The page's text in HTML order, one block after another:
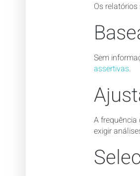
Os
Sem
assertivas.
A
exigir